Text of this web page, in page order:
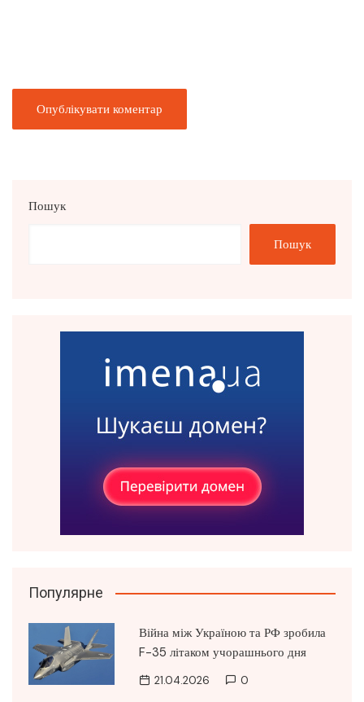
Пошук
Пошук
Популярне
Війна між Україною та РФ зробила
F-35 літаком учорашнього дня
21.04.2026 0